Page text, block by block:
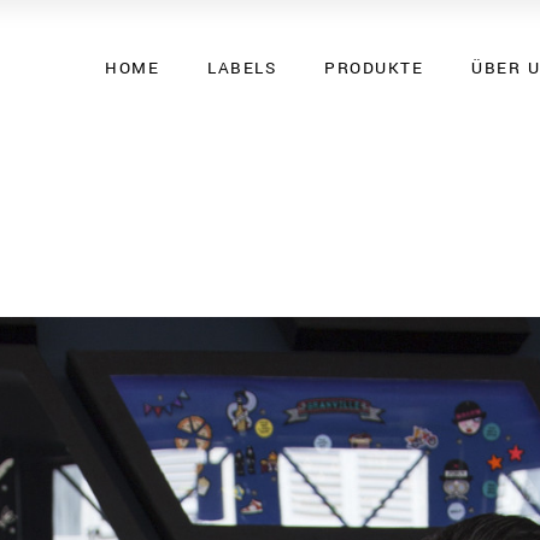
HOME LABELS PRODUKTE ÜBER